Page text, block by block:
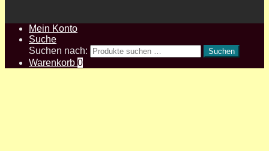
Mein Konto
Suche
Suchen nach:
Suchen
Warenkorb 0